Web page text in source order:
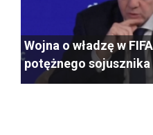
Wojna o władzę w
potężnego sojusznika